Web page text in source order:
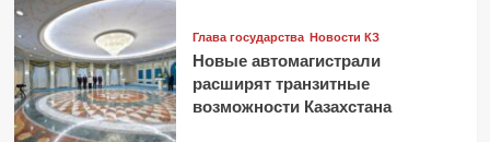
Глава государства Новости КЗ
Новые автомагистрали
расширят транзитные
возможности Казахстана